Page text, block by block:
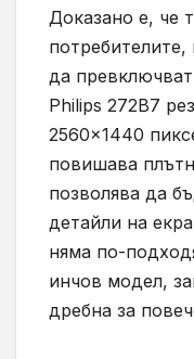
Доказано е, че
потребителите,
да
Philips 272B7
2560×1440
повишава
позволява да
детайли на
няма по-
инчов модел,
дребна за